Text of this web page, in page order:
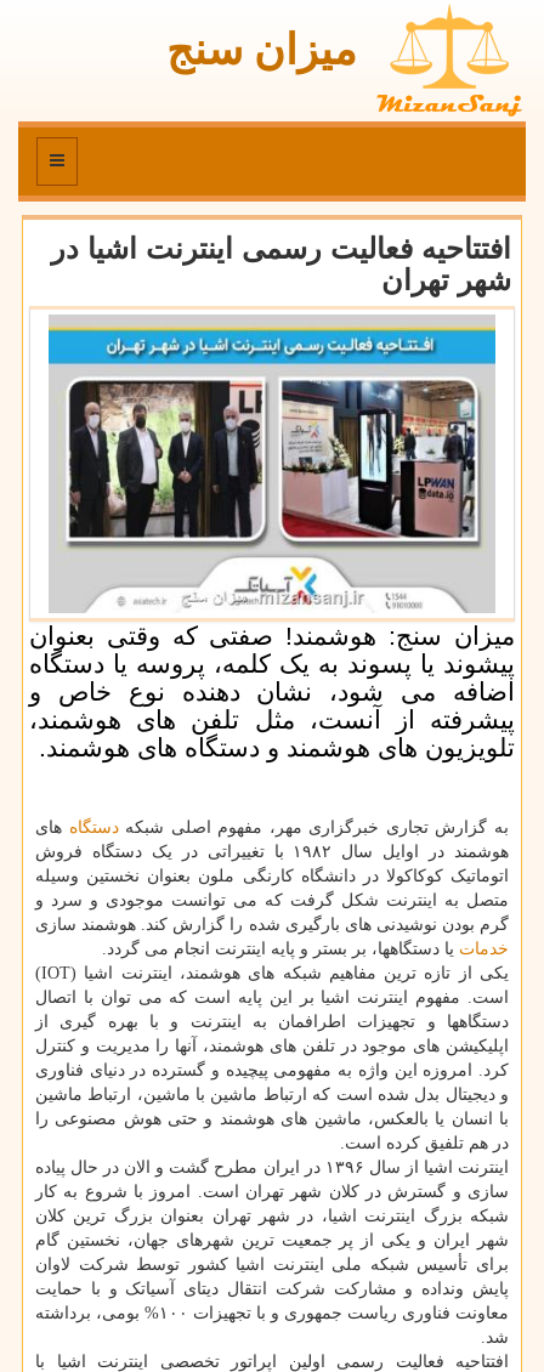
میزان سنج
منو
افتتاحیه فعالیت رسمی اینترنت اشیا در
شهر تهران
میزان سنج: هوشمند! صفتی که وقتی بعنوان
پیشوند یا پسوند به یک کلمه، پروسه یا دستگاه
اضافه می شود، نشان دهنده نوع خاص و
پیشرفته از آنست، مثل تلفن های هوشمند،
تلویزیون های هوشمند و دستگاه های هوشمند.
به گزارش تجاری خبرگزاری مهر، مفهوم اصلی شبکهدستگاه های
هوشمند در اوایل سال ۱۹۸۲ با تغییراتی در یک دستگاه فروش
اتوماتیک کوکاکولا در دانشگاه کارنگی ملون بعنوان نخستین وسیله
متصل به اینترنت شکل گرفت که می توانست موجودی و سرد و
گرم بودن نوشیدنی های بارگیری شده را گزارش کند. هوشمند سازی
خدمات یا دستگاهها، بر بستر و پایه اینترنت انجام می گردد.
یکی از تازه ترین مفاهیم شبکه های هوشمند، اینترنت اشیا (IOT)
است. مفهوم اینترنت اشیا بر این پایه است که می توان با اتصال
دستگاهها و تجهیزات اطرافمان به اینترنت و با بهره گیری از
اپلیکیشن های موجود در تلفن های هوشمند، آنها را مدیریت و کنترل
کرد. امروزه این واژه به مفهومی پیچیده و گسترده در دنیای فناوری
و دیجیتال بدل شده است که ارتباط ماشین با ماشین، ارتباط ماشین
با انسان یا بالعکس، ماشین های هوشمند و حتی هوش مصنوعی را
در هم تلفیق کرده است.
اینترنت اشیا از سال ۱۳۹۶ در ایران مطرح گشت و الان در حال پیاده
سازی و گسترش در کلان شهر تهران است. امروز با شروع به کار
شبکه بزرگ اینترنت اشیا، در شهر تهران بعنوان بزرگ ترین کلان
شهر ایران و یکی از پر جمعیت ترین شهرهای جهان، نخستین گام
برای تأسیس شبکه ملی اینترنت اشیا کشور توسط شرکت لاوان
پایش ونداده و مشارکت شرکت انتقال دیتای آسیاتک و با حمایت
معاونت فناوری ریاست جمهوری و با تجهیزات ۱۰۰% بومی، برداشته
شد.
افتتاحیه فعالیت رسمی اولین اپراتور تخصصی اینترنت اشیا با